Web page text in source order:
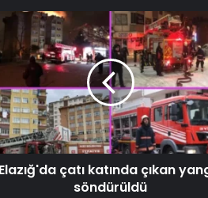
Elazığ'da çatı katında çıkan
söndürüldü